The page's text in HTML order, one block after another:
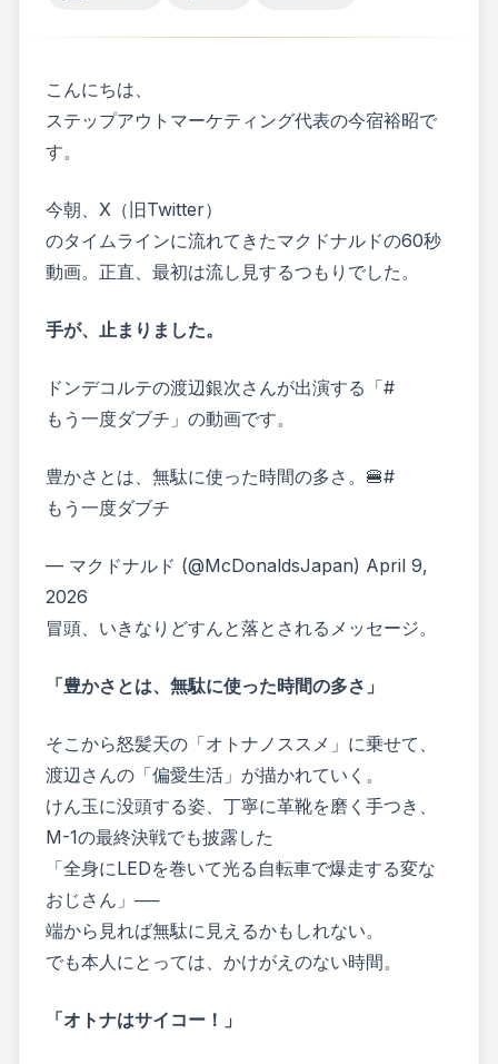
こんにちは、
ステップアウトマーケティング代表の今宿裕昭で
す。
今朝、X（旧Twitter）
のタイムラインに流れてきたマクドナルドの60秒
動画。正直、最初は流し見するつもりでした。
手が、止まりました。
ドンデコルテの渡辺銀次さんが出演する「#
もう一度ダブチ」の動画です。
豊かさとは、無駄に使った時間の多さ。🍔#
もう一度ダブチ
— マクドナルド (@McDonaldsJapan) April 9,
2026
冒頭、いきなりどすんと落とされるメッセージ。
「豊かさとは、無駄に使った時間の多さ」
そこから怒髪天の「オトナノススメ」に乗せて、
渡辺さんの「偏愛生活」が描かれていく。
けん玉に没頭する姿、丁寧に革靴を磨く手つき、
M-1の最終決戦でも披露した
「全身にLEDを巻いて光る自転車で爆走する変な
おじさん」──
端から見れば無駄に見えるかもしれない。
でも本人にとっては、かけがえのない時間。
「オトナはサイコー！」